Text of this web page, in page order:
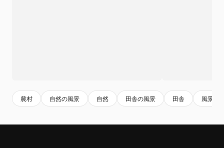
農村 自然の風景 自然 田舎の風景 田舎 風景